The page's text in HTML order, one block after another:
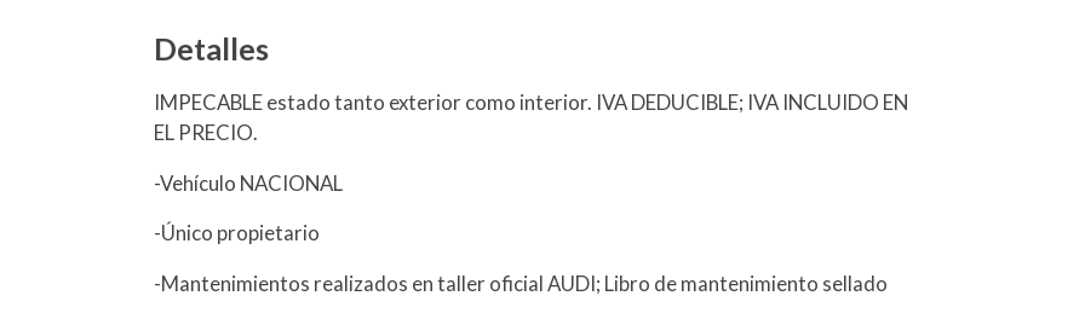
Detalles
IMPECABLE estado tanto exterior como interior. IVA DEDUCIBLE; IVA INCLUIDO EN
EL PRECIO.
-Vehículo NACIONAL
-Único propietario
-Mantenimientos realizados en taller oficial AUDI; Libro de mantenimiento sellado